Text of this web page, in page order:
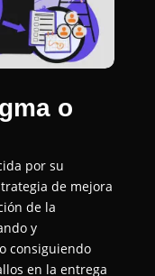
o
por su
de mejora
de la
y
consiguiendo
en la entrega